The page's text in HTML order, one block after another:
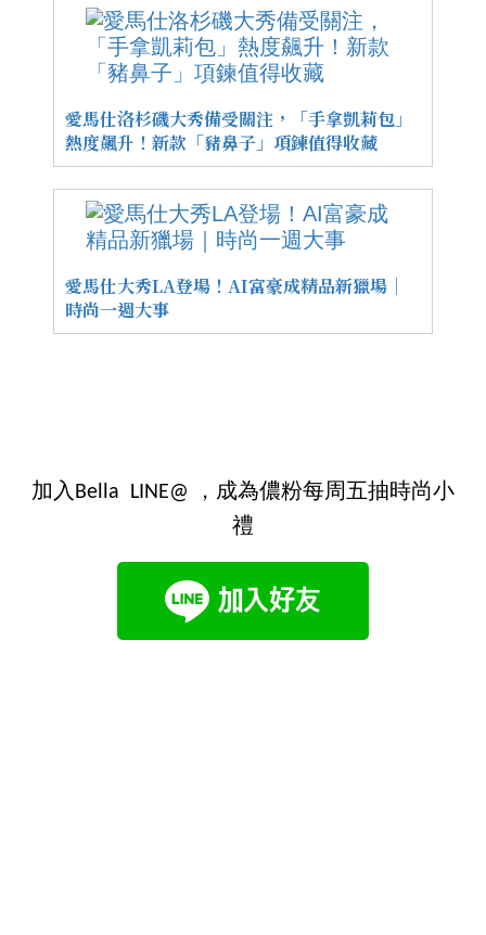
愛馬仕洛杉磯大秀備受關注，「手拿凱莉包」
熱度飆升！新款「豬鼻子」項鍊值得收藏
愛馬仕大秀LA登場！AI富豪成精品新獵場｜
時尚一週大事
加入Bella LINE@ ，成為儂粉每周五抽時尚小
禮